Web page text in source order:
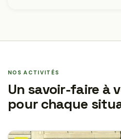
NOS ACTIVITÉS
Un savoir-faire à
pour chaque